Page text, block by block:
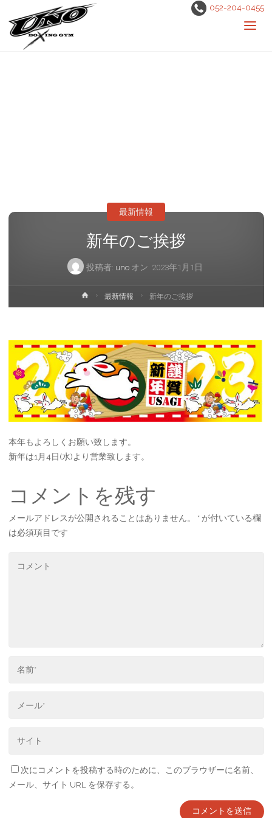
052-204-0455
新年のご挨拶
投稿者: uno オン 2023年1月1日
最新情報
ホ
ー
最新情報 新年のご挨拶
本年もよろしくお願い致します。
新年は1月4日(水)より営業致します。
コメントを残す
メールアドレスが公開されることはありません。 * が付いている欄
は必須項目です
次にコメントを投稿する時のために、このブラウザーに名前、
メール、サイト URL を保存する。